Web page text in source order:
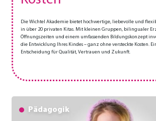
Die Wichtel Akademie bietet hochwertige, liebevolle und
in über 20 privaten Kitas. Mit kleinen Gruppen, bilingualer
Öffnungszeiten und einem umfassenden Bildungskonzept
die Entwicklung Ihres Kindes – ganz ohne versteckte Kosten.
Entscheidung für Qualität, Vertrauen und Zukunft.
Pädagogik